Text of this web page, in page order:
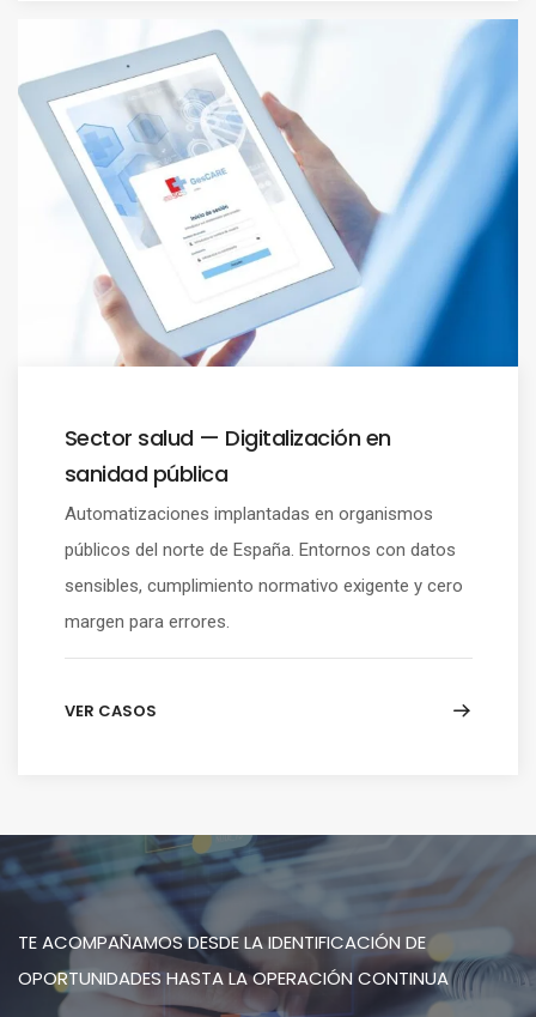
Sector salud — Digitalización en
sanidad pública
Automatizaciones implantadas en organismos
públicos del norte de España. Entornos con datos
sensibles, cumplimiento normativo exigente y cero
margen para errores.
VER CASOS
TE ACOMPAÑAMOS DESDE LA IDENTIFICACIÓN DE
OPORTUNIDADES HASTA LA OPERACIÓN CONTINUA